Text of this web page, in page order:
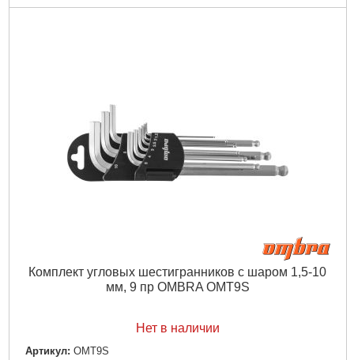
Комплект угловых шестигранников с шаром 1,5-10
мм, 9 пр OMBRA OMT9S
Нет в наличии
Артикул: OMT9S